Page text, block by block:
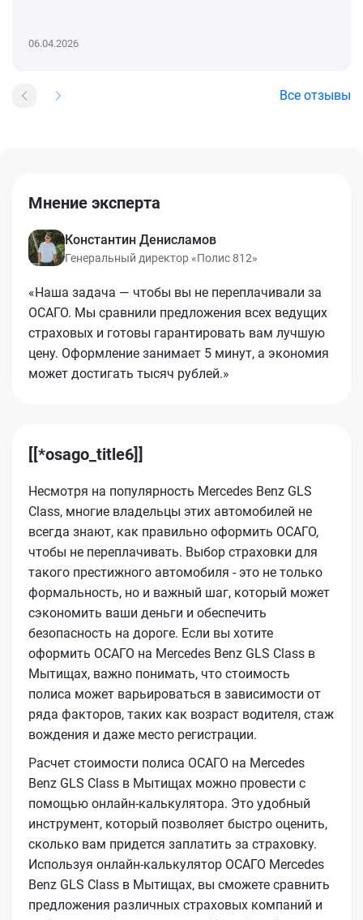
06.04.2026
Все отзывы
Мнение эксперта
Константин Денисламов
Генеральный директор «Полис 812»
«Наша задача — чтобы вы не переплачивали за
ОСАГО. Мы сравнили предложения всех ведущих
страховых и готовы гарантировать вам лучшую
цену. Оформление занимает 5 минут, а экономия
может достигать тысяч рублей.»
[[*osago_title6]]
Несмотря на популярность Mercedes Benz GLS
Class, многие владельцы этих автомобилей не
всегда знают, как правильно оформить ОСАГО,
чтобы не переплачивать. Выбор страховки для
такого престижного автомобиля - это не только
формальность, но и важный шаг, который может
сэкономить ваши деньги и обеспечить
безопасность на дороге. Если вы хотите
оформить ОСАГО на Mercedes Benz GLS Class в
Мытищах, важно понимать, что стоимость
полиса может варьироваться в зависимости от
ряда факторов, таких как возраст водителя, стаж
вождения и даже место регистрации.
Расчет стоимости полиса ОСАГО на Mercedes
Benz GLS Class в Мытищах можно провести с
помощью онлайн-калькулятора. Это удобный
инструмент, который позволяет быстро оценить,
сколько вам придется заплатить за страховку.
Используя онлайн-калькулятор ОСАГО Mercedes
Benz GLS Class в Мытищах, вы сможете сравнить
предложения различных страховых компаний и